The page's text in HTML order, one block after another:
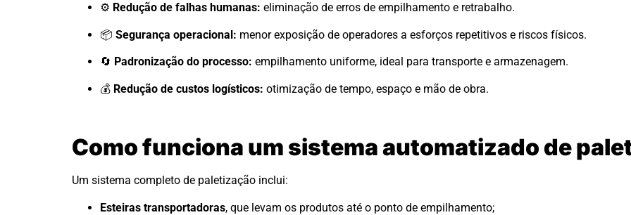
⚙️ Redução de falhas humanas: eliminação de erros de empilhamento e retrabalho.
📦 Segurança operacional: menor exposição de operadores a esforços repetitivos e riscos físicos.
🔄 Padronização do processo: empilhamento uniforme, ideal para transporte e armazenagem.
💰 Redução de custos logísticos: otimização de tempo, espaço e mão de obra.
Como funciona um sistema automatizado de
Um sistema completo de paletização inclui:
Esteiras transportadoras, que levam os produtos até o ponto de empilhamento;